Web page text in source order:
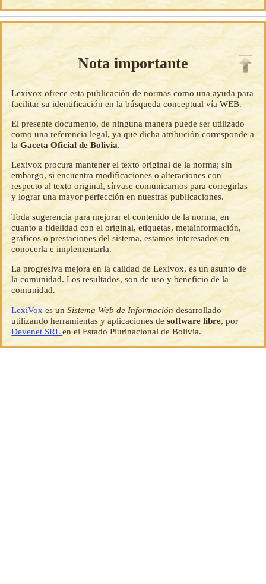
Nota importante
Lexivox ofrece esta publicación de normas como una ayuda para
facilitar su identificación en la búsqueda conceptual vía WEB.
El presente documento, de ninguna manera puede ser utilizado
como una referencia legal, ya que dicha atribución corresponde a
laGaceta Oficial de Bolivia.
Lexivox procura mantener el texto original de la norma; sin
embargo, si encuentra modificaciones o alteraciones con
respecto al texto original, sírvase comunicarnos para corregirlas
y lograr una mayor perfección en nuestras publicaciones.
Toda sugerencia para mejorar el contenido de la norma, en
cuanto a fidelidad con el original, etiquetas, metainformación,
gráficos o prestaciones del sistema, estamos interesados en
conocerla e implementarla.
La progresiva mejora en la calidad de Lexivox, es un asunto de
la comunidad. Los resultados, son de uso y beneficio de la
comunidad.
LexiVoxes unSistema Web de Información desarrollado
utilizando herramientas y aplicaciones desoftware libre, por
Devenet SRLen el Estado Plurinacional de Bolivia.